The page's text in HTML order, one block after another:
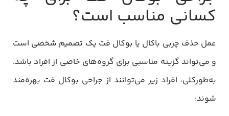
کسانی مناسب است؟
عمل حذف چربی باکال یا بوکال فت یک تصمیم شخصی است
و می‌تواند گزینه مناسبی برای گروه‌های خاصی از افراد باشد.
به‌طورکلی، افراد زیر می‌توانند از جراحی بوکال فت بهره‌مند
شوند: